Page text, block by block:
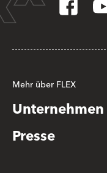
Mehr über FLEX
Unternehmen
Presse